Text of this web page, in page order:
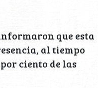
que esta
al tiempo
ciento de las